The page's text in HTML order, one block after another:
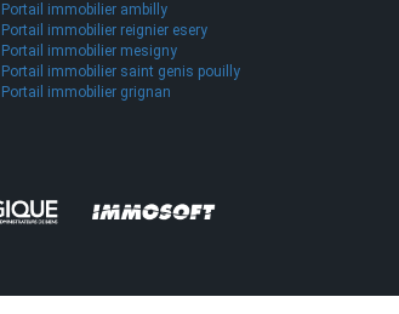
Portail immobilier ambilly
Portail immobilier reignier esery
Portail immobilier mesigny
Portail immobilier saint genis pouilly
Portail immobilier grignan